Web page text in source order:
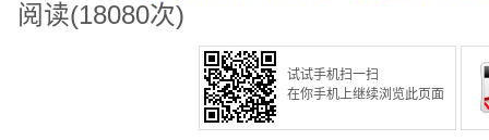
阅读(18080次)
试试手机扫一扫
在你手机上继续浏览此页面